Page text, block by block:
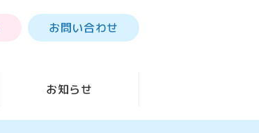
お問い合わせ
お知らせ